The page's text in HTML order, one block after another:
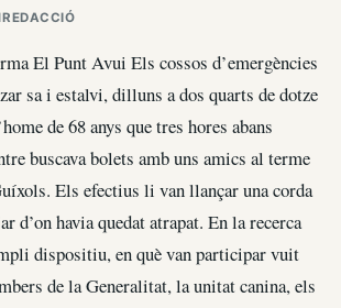
REDACCIÓ
El Punt Avui Els cossos d’emergències
sa i estalvi, dilluns a dos quarts de dotze
de 68 anys que tres hores abans
buscava bolets amb uns amics al terme
Els efectius li van llançar una corda
d’on havia quedat atrapat. En la recerca
dispositiu, en què van participar vuit
de la Generalitat, la unitat canina, els